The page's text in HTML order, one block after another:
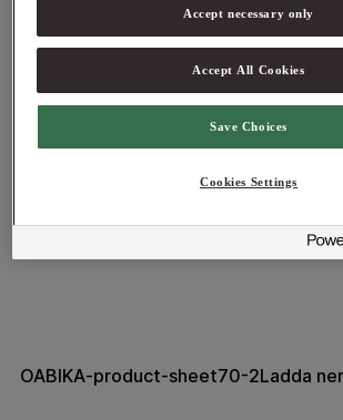
OABIKA-product-sheet70-2Ladda ner
Accept necessary only
Accept All Cookies
Save Choices
Cookies Settings